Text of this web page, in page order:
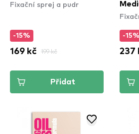
Fixační sprej a pudr
-15%
169 kč 199 kč
Přidat
-15%
237